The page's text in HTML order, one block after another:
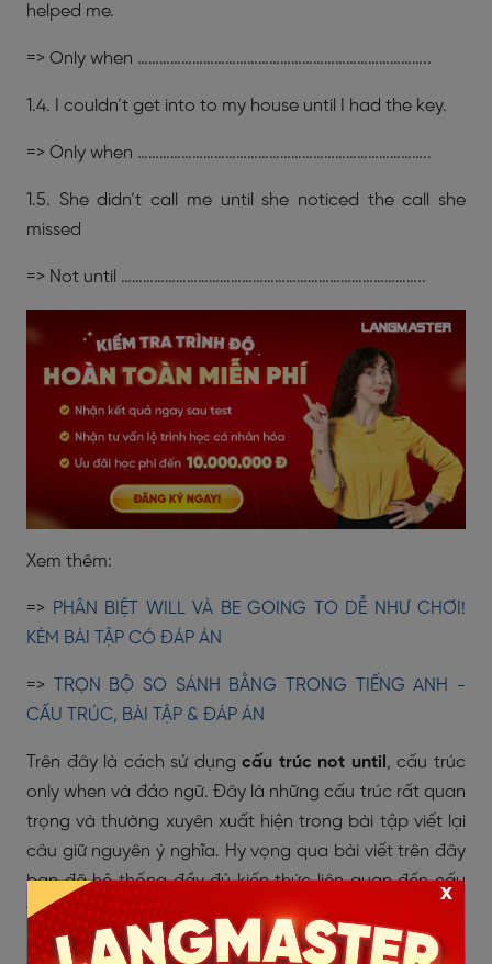
helped me.
=> Only when ……………………………………………………………………..
1.4. I couldn’t get into to my house until I had the key.
=> Only when ……………………………………………………………………..
1.5. She didn’t call me until she noticed the call she
missed
=> Not until ………………………………………………………………………..
Xem thêm:
=> PHÂN BIỆT WILL VÀ BE GOING TO DỄ NHƯ CHƠI!
KÈM BÀI TẬP CÓ ĐÁP ÁN
=>
TRỌN BỘ SO SÁNH BẰNG TRONG TIẾNG ANH -
CẤU TRÚC, BÀI TẬP & ĐÁP ÁN
Trên đây là cách sử dụngcấu trúc not until , cấu trúc
only when và đảo ngữ. Đây là những cấu trúc rất quan
trọng và thường xuyên xuất hiện trong bài tập viết lại
câu giữ nguyên ý nghĩa. Hy vọng qua bài viết trên đây
bạn đã hệ thống đầy đủ kiến thức liên quan đến cấu
trúc ngữ pháp đặc biệt này.
x